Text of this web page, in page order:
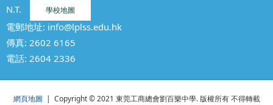
N.T.
學校地圖
電郵地址: info@lplss.edu.hk
傳真: 2602 6165
電話: 2604 2336
網頁地圖 | Copyright © 2021 東莞工商總會劉百樂中學. 版權所有 不得轉載